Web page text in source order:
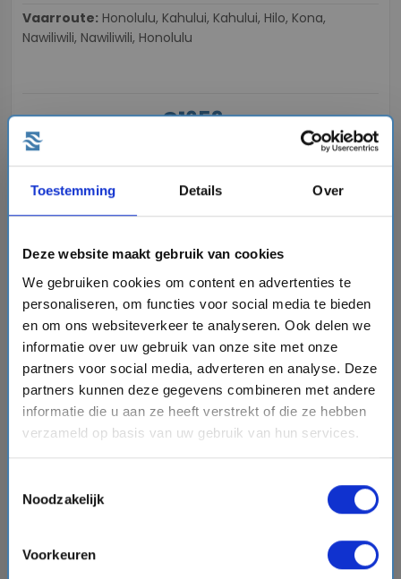
Toestemming Details Over
Deze website maakt gebruik van cookies
We gebruiken cookies om content en advertenties te
personaliseren, om functies voor social media te bieden
en om ons websiteverkeer te analyseren. Ook delen we
informatie over uw gebruik van onze site met onze
partners voor social media, adverteren en analyse. Deze
partners kunnen deze gegevens combineren met andere
informatie die u aan ze heeft verstrekt of die ze hebben
verzameld op basis van uw gebruik van hun services.
Noodzakelijk
Voorkeuren
Vaarroute:
Nawiliwili, Nawiliwili, Honolulu
€1653,-
Bekijk cruisechevron_right
favorite
Whisper